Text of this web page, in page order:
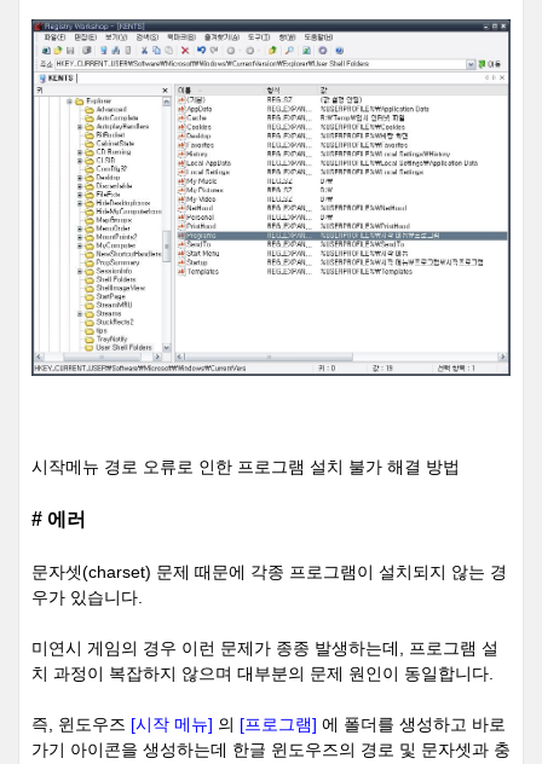
시작메뉴 경로 오류로 인한 프로그램 설치 불가 해결 방법
# 에러
문자셋(charset) 문제 때문에 각종 프로그램이 설치되지 않는 경
우가 있습니다.
미연시 게임의 경우 이런 문제가 종종 발생하는데, 프로그램 설
치 과정이 복잡하지 않으며 대부분의 문제 원인이 동일합니다.
즉, 윈도우즈 [시작 메뉴] 의 [프로그램] 에 폴더를 생성하고 바로
가기 아이콘을 생성하는데 한글 윈도우즈의 경로 및 문자셋과 충